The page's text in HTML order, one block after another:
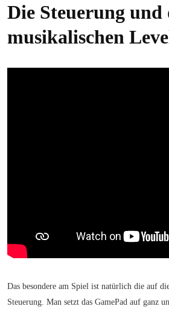
Die Steuerung und
musikalischen
Das besondere am Spiel ist natürlich die auf
Steuerung. Man setzt das GamePad auf ganz